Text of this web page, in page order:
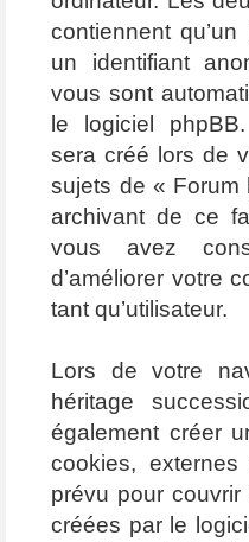
contiennent
un identifiant
vous sont
le logiciel
sera créé lors de
sujets de « Forum
archivant de ce
vous avez
d’améliorer votre
tant qu’utilisateur.
Lors de votre
héritage
également créer
cookies,
prévu pour
créées par le